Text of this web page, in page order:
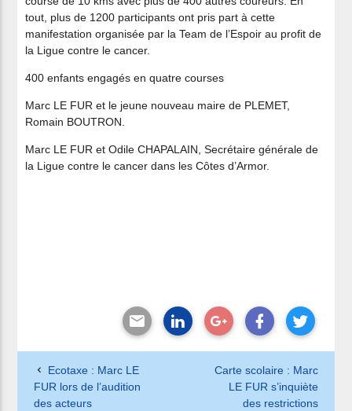
tout, plus de 1200 participants ont pris part à cette
manifestation organisée par la Team de l’Espoir au profit de
la Ligue contre le cancer.
400 enfants engagés en quatre courses
Marc LE FUR et le jeune nouveau maire de PLEMET,
Romain BOUTRON.
Marc LE FUR et Odile CHAPALAIN, Secrétaire générale de
la Ligue contre le cancer dans les Côtes d’Armor.
Ecotaxe : Marc LE
FUR lors de l’audition
des acteurs
Carte scolaire : Marc
LE FUR s’inquiète
des restrictions